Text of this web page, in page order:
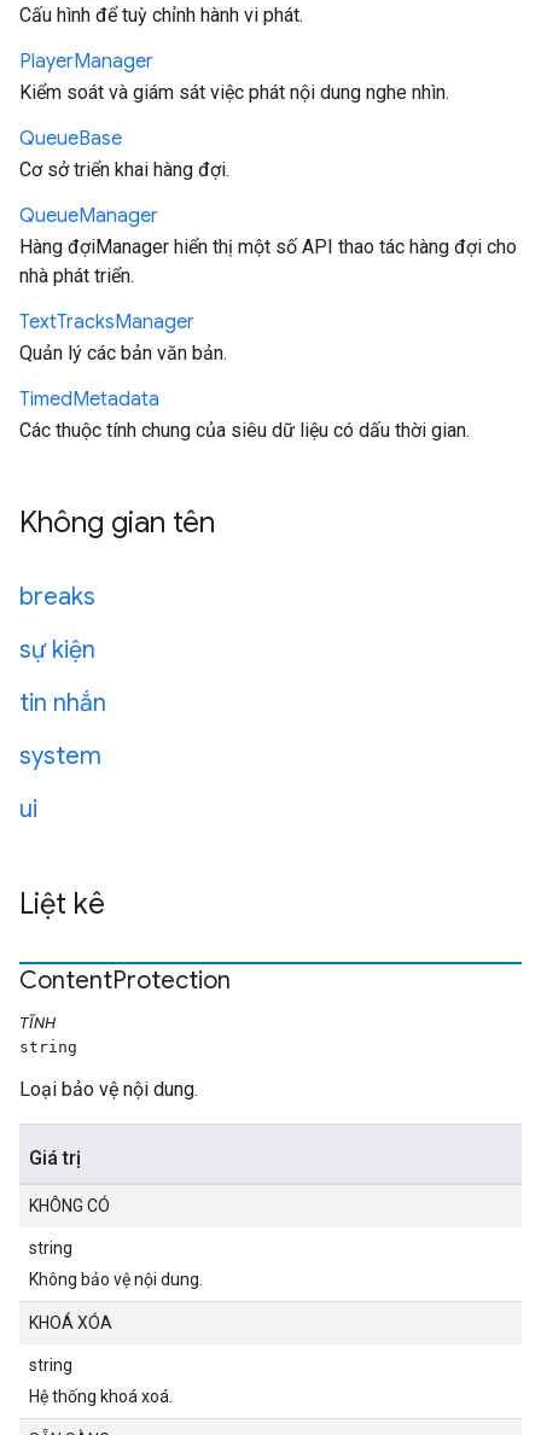
Cấu hình để tuỳ chỉnh hành vi phát.
PlayerManager
Kiểm soát và giám sát việc phát nội dung nghe nhìn.
QueueBase
Cơ sở triển khai hàng đợi.
QueueManager
Hàng đợiManager hiển thị một số API thao tác hàng đợi cho
nhà phát triển.
TextTracksManager
Quản lý các bản văn bản.
TimedMetadata
Các thuộc tính chung của siêu dữ liệu có dấu thời gian.
Không gian tên
breaks
sự kiện
tin nhắn
system
ui
Liệt kê
ContentProtection
TĨNH
string
Loại bảo vệ nội dung.
Giá trị
KHÔNG CÓ
string
Không bảo vệ nội dung.
KHOÁ XÓA
string
Hệ thống khoá xoá.